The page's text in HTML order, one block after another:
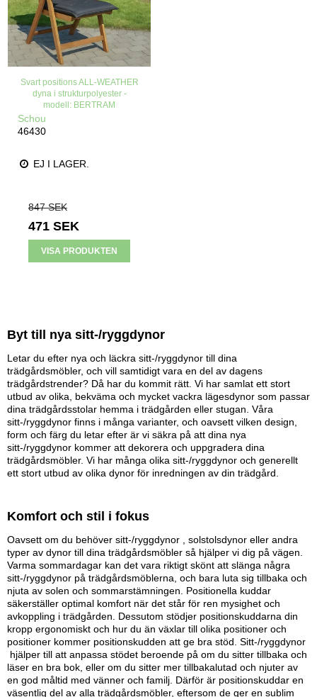
Svart positions ALL-WEATHER
dyna i strukturpolyester -
modell: BERTRAM
Schou
46430
EJ I LAGER.
847 SEK
471 SEK
VISA PRODUKTEN
Byt till nya sitt-/ryggdynor
Letar du efter nya och läckra sitt-/ryggdynor till dina
trädgårdsmöbler, och vill samtidigt vara en del av dagens
trädgårdstrender? Då har du kommit rätt. Vi har samlat ett stort
utbud av olika, bekväma och mycket vackra lägesdynor som passar
dina trädgårdsstolar hemma i trädgården eller stugan. Våra
sitt-/ryggdynor finns i många varianter, och oavsett vilken design,
form och färg du letar efter är vi säkra på att dina nya
sitt-/ryggdynor kommer att dekorera och uppgradera dina
trädgårdsmöbler. Vi har många olika sitt-/ryggdynor och generellt
ett stort utbud av olika dynor för inredningen av din trädgård.
Komfort och stil i fokus
Oavsett om du behöver sitt-/ryggdynor , solstolsdynor eller andra
typer av dynor till dina trädgårdsmöbler så hjälper vi dig på vägen.
Varma sommardagar kan det vara riktigt skönt att slänga några
sitt-/ryggdynor på trädgårdsmöblerna, och bara luta sig tillbaka och
njuta av solen och sommarstämningen. Positionella kuddar
säkerställer optimal komfort när det står för ren mysighet och
avkoppling i trädgården. Dessutom stödjer positionskuddarna din
kropp ergonomiskt och hur du än växlar till olika positioner och
positioner kommer positionskudden att ge bra stöd. Sitt-/ryggdynor
hjälper till att anpassa stödet beroende på om du sitter tillbaka och
läser en bra bok, eller om du sitter mer tillbakalutad och njuter av
en god måltid med vänner och familj. Därför är positionskuddar en
väsentlig del av alla trädgårdsmöbler, eftersom de ger en sublim